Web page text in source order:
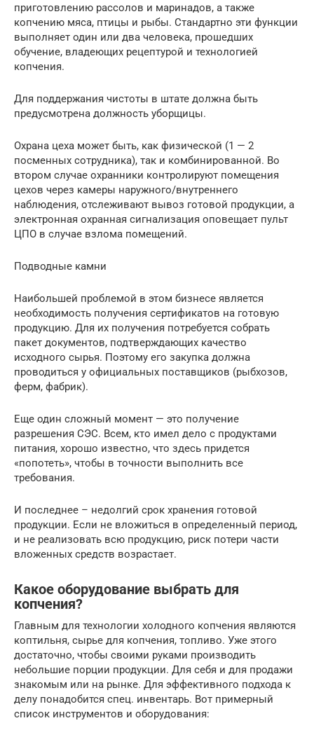
приготовлению рассолов и маринадов, а также
копчению мяса, птицы и рыбы. Стандартно эти функции
выполняет один или два человека, прошедших
обучение, владеющих рецептурой и технологией
копчения.
Для поддержания чистоты в штате должна быть
предусмотрена должность уборщицы.
Охрана цеха может быть, как физической (1 — 2
посменных сотрудника), так и комбинированной. Во
втором случае охранники контролируют помещения
цехов через камеры наружного/внутреннего
наблюдения, отслеживают вывоз готовой продукции, а
электронная охранная сигнализация оповещает пульт
ЦПО в случае взлома помещений.
Подводные камни
Наибольшей проблемой в этом бизнесе является
необходимость получения сертификатов на готовую
продукцию. Для их получения потребуется собрать
пакет документов, подтверждающих качество
исходного сырья. Поэтому его закупка должна
проводиться у официальных поставщиков (рыбхозов,
ферм, фабрик).
Еще один сложный момент — это получение
разрешения СЭС. Всем, кто имел дело с продуктами
питания, хорошо известно, что здесь придется
«попотеть», чтобы в точности выполнить все
требования.
И последнее – недолгий срок хранения готовой
продукции. Если не вложиться в определенный период,
и не реализовать всю продукцию, риск потери части
вложенных средств возрастает.
Какое оборудование выбрать для
копчения?
Главным для технологии холодного копчения являются
коптильня, сырье для копчения, топливо. Уже этого
достаточно, чтобы своими руками производить
небольшие порции продукции. Для себя и для продажи
знакомым или на рынке. Для эффективного подхода к
делу понадобится спец. инвентарь. Вот примерный
список инструментов и оборудования: